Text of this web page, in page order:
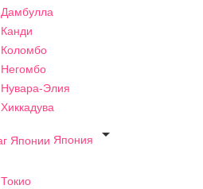
Дамбулла
Канди
Коломбо
Негомбо
Нувара-Элия
Хиккадува
Япония

Токио